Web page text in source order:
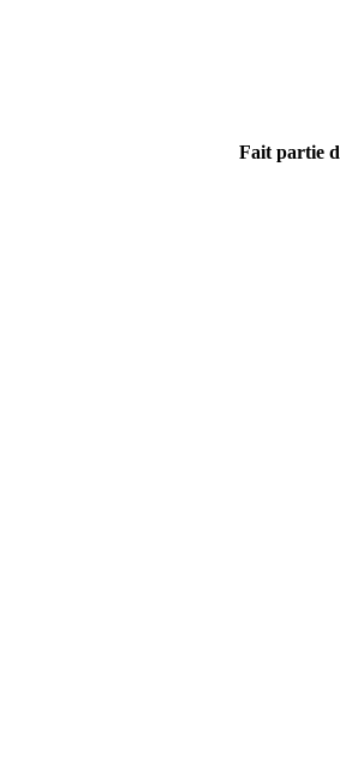
Fait partie